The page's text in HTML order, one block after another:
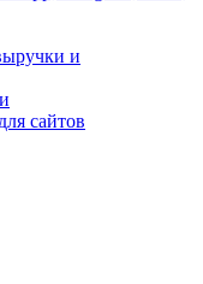
и
сайтов